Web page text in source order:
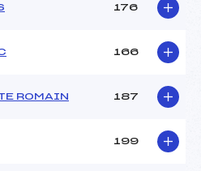
176
166
ROMAIN 187
199